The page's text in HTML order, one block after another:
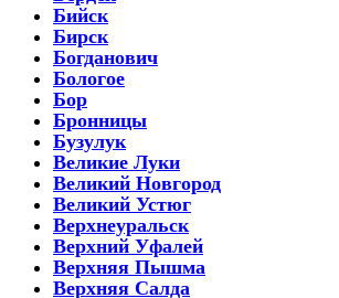
Бийск
Бирск
Богданович
Бологое
Бор
Бронницы
Бузулук
Великие Луки
Великий Новгород
Великий Устюг
Верхнеуральск
Верхний Уфалей
Верхняя Пышма
Верхняя Салда